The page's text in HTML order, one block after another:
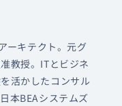
ーキテクト。元グ
教授。ITとビジネ
活かしたコンサル
本BEAシステムズ